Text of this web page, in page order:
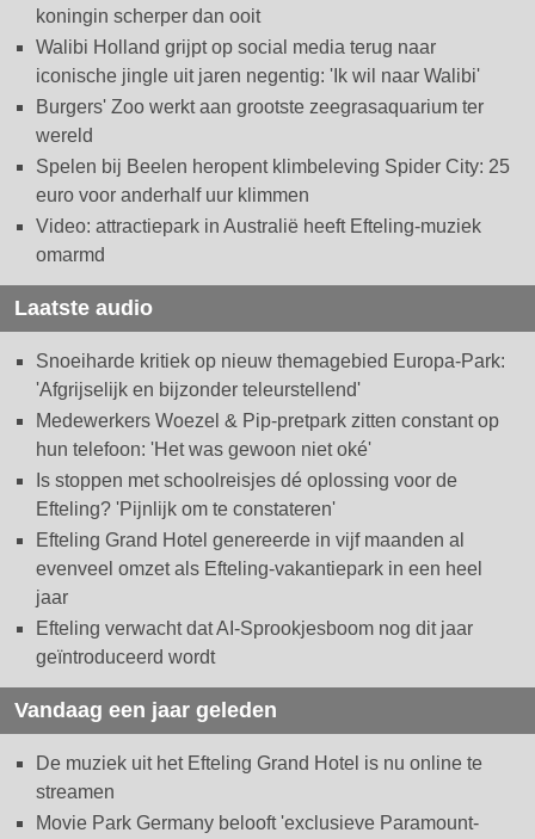
koningin scherper dan ooit
Walibi Holland grijpt op social media terug naar
iconische jingle uit jaren negentig: 'Ik wil naar Walibi'
Burgers' Zoo werkt aan grootste zeegrasaquarium ter
wereld
Spelen bij Beelen heropent klimbeleving Spider City: 25
euro voor anderhalf uur klimmen
Video: attractiepark in Australië heeft Efteling-muziek
omarmd
Laatste audio
Snoeiharde kritiek op nieuw themagebied Europa-Park:
'Afgrijselijk en bijzonder teleurstellend'
Medewerkers Woezel & Pip-pretpark zitten constant op
hun telefoon: 'Het was gewoon niet oké'
Is stoppen met schoolreisjes dé oplossing voor de
Efteling? 'Pijnlijk om te constateren'
Efteling Grand Hotel genereerde in vijf maanden al
evenveel omzet als Efteling-vakantiepark in een heel
jaar
Efteling verwacht dat AI-Sprookjesboom nog dit jaar
geïntroduceerd wordt
Vandaag een jaar geleden
De muziek uit het Efteling Grand Hotel is nu online te
streamen
Movie Park Germany belooft 'exclusieve Paramount-